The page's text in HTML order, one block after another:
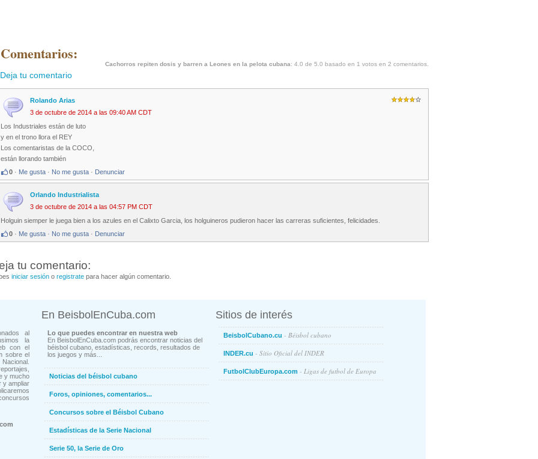
Cachorros repiten dosis y barren a Leones en la pelota cubana: 4.0 de 5.0 basado en 1 votos en 2 comentarios.
Deja tu comentario
Rolando Arias
3 de octubre de 2014 a las 09:40 AM CDT
Los Industriales están de luto
y en el trono llora el REY
Los comentaristas de la COCO,
están llorando también
0 · Me gusta · No me gusta · Denunciar
Orlando Industrialista
3 de octubre de 2014 a las 04:57 PM CDT
Holguin siemper le juega bien a los azules en el Calixto Garcia, los holguineros pudieron hacer las carreras suficientes, felicidades.
0 · Me gusta · No me gusta · Denunciar
tu comentario:
iniciar sesión o registrate para hacer algún comentario.
al
la
con el
sobre el
y mucho
y ampliar
En BeisbolEnCuba.com
Lo que puedes encontrar en nuestra web
En BeisbolEnCuba.com podrás encontrar noticias del
béisbol cubano, estadísticas, records, resultados de
los juegos y más...
Noticias del béisbol cubano
Foros, opiniones, comentarios...
Concursos sobre el Béisbol Cubano
Estadísticas de la Serie Nacional
Serie 50, la Serie de Oro
Sitios de interés
BeisbolCubano.cu - Béisbol cubano
INDER.cu - Sitio Oficial del INDER
FutbolClubEuropa.com - Ligas de futbol de Europa